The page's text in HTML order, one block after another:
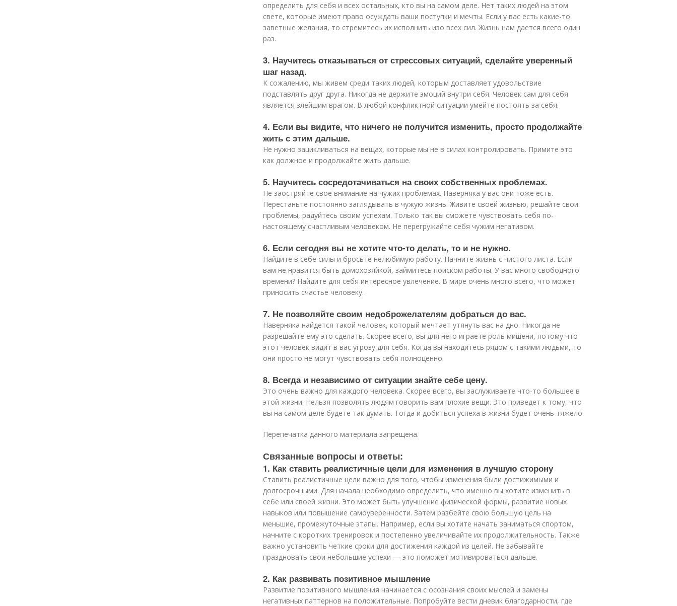
определить для себя и всех остальных, кто вы на самом деле. Нет таких людей на этом
свете, которые имеют право осуждать ваши поступки и мечты. Если у вас есть какие-то
заветные желания, то стремитесь их исполнить изо всех сил. Жизнь нам дается всего один
раз.
3. Научитесь отказываться от стрессовых ситуаций, сделайте уверенный
шаг назад.
К сожалению, мы живем среди таких людей, которым доставляет удовольствие
подставлять друг друга. Никогда не держите эмоций внутри себя. Человек сам для себя
является злейшим врагом. В любой конфликтной ситуации умейте постоять за себя.
4. Если вы видите, что ничего не получится изменить, просто продолжайте
жить с этим дальше.
Не нужно зацикливаться на вещах, которые мы не в силах контролировать. Примите это
как должное и продолжайте жить дальше.
5. Научитесь сосредотачиваться на своих собственных проблемах.
Не заостряйте свое внимание на чужих проблемах. Наверняка у вас они тоже есть.
Перестаньте постоянно заглядывать в чужую жизнь. Живите своей жизнью, решайте свои
проблемы, радуйтесь своим успехам. Только так вы сможете чувствовать себя по-
настоящему счастливым человеком. Не перегружайте себя чужим негативом.
6. Если сегодня вы не хотите что-то делать, то и не нужно.
Найдите в себе силы и бросьте нелюбимую работу. Начните жизнь с чистого листа. Если
вам не нравится быть домохозяйкой, займитесь поиском работы. У вас много свободного
времени? Найдите для себя интересное увлечение. В мире очень много всего, что может
приносить счастье человеку.
7. Не позволяйте своим недоброжелателям добраться до вас.
Наверняка найдется такой человек, который мечтает утянуть вас на дно. Никогда не
разрешайте ему это сделать. Скорее всего, вы для него играете роль мишени, потому что
этот человек видит в вас угрозу для себя. Когда вы находитесь рядом с такими людьми, то
они просто не могут чувствовать себя полноценно.
8. Всегда и независимо от ситуации знайте себе цену.
Это очень важно для каждого человека. Скорее всего, вы заслуживаете что-то большее в
этой жизни. Нельзя позволять людям говорить вам плохие вещи. Это приведет к тому, что
вы на самом деле будете так думать. Тогда и добиться успеха в жизни будет очень тяжело.
Перепечатка данного материала запрещена.
Связанные вопросы и ответы:
1. Как ставить реалистичные цели для изменения в лучшую сторону
Ставить реалистичные цели важно для того, чтобы изменения были достижимыми и
долгосрочными. Для начала необходимо определить, что именно вы хотите изменить в
себе или своей жизни. Это может быть улучшение физической формы, развитие новых
навыков или повышение самоуверенности. Затем разбейте свою большую цель на
меньшие, промежуточные этапы. Например, если вы хотите начать заниматься спортом,
начните с коротких тренировок и постепенно увеличивайте их продолжительность. Также
важно установить четкие сроки для достижения каждой из целей. Не забывайте
праздновать свои небольшие успехи — это поможет мотивироваться дальше.
2. Как развивать позитивное мышление
Развитие позитивного мышления начинается с осознания своих мыслей и замены
негативных паттернов на положительные. Попробуйте вести дневик благодарности, где